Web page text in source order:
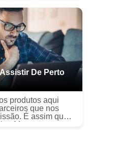
o Bitcoin. Você
De Perto
produtos aqui
que nos
É assim que
Mas nossa